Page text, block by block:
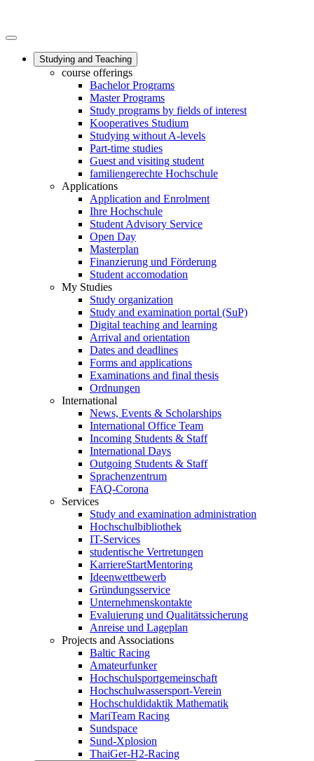
Studying and Teaching
course offerings
Bachelor Programs
Master Programs
Study programs by fields of interest
Kooperatives Studium
Studying without A-levels
Part-time studies
Guest and visiting student
familiengerechte Hochschule
Applications
Application and Enrolment
Ihre Hochschule
Student Advisory Service
Open Day
Masterplan
Finanzierung und Förderung
Student accomodation
My Studies
Study organization
Study and examination portal (SuP)
Digital teaching and learning
Arrival and orientation
Dates and deadlines
Forms and applications
Examinations and final thesis
Ordnungen
International
News, Events & Scholarships
International Office Team
Incoming Students & Staff
International Days
Outgoing Students & Staff
Sprachenzentrum
FAQ-Corona
Services
Study and examination administration
Hochschulbibliothek
IT-Services
studentische Vertretungen
KarriereStartMentoring
Ideenwettbewerb
Gründungsservice
Unternehmenskontakte
Evaluierung und Qualitätssicherung
Anreise und Lageplan
Projects and Associations
Baltic Racing
Amateurfunker
Hochschulsportgemeinschaft
Hochschulwassersport-Verein
Hochschuldidaktik Mathematik
MariTeam Racing
Sundspace
Sund-Xplosion
ThaiGer-H2-Racing